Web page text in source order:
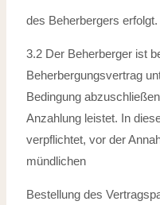
des Beherbergers erfolgt.
3.2 Der Beherberger ist
Beherbergungsvertrag
Bedingung
Anzahlung leistet. In
verpflichtet, vor der
mündlichen
Bestellung des